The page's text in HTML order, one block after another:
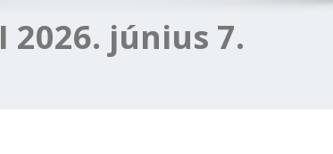
2026. június 7.